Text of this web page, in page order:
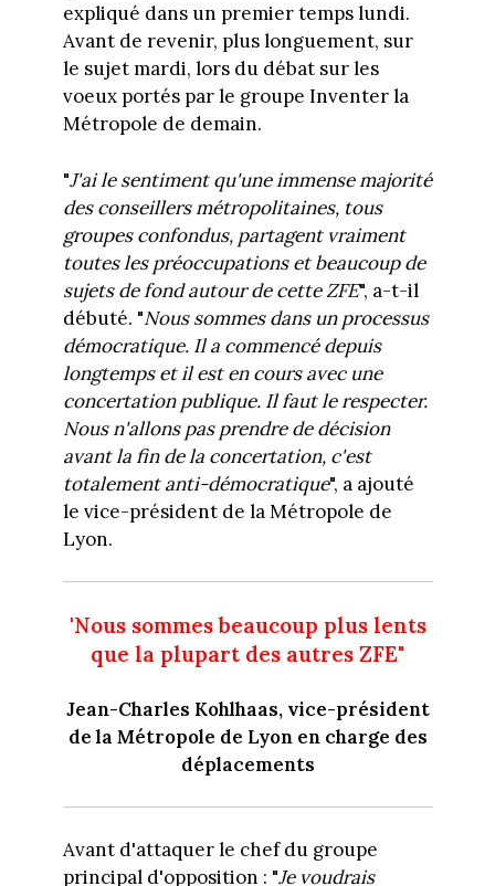
expliqué dans un premier temps lundi.
Avant de revenir, plus longuement, sur
le sujet mardi, lors du débat sur les
voeux portés par le groupe Inventer la
Métropole de demain.
"J'ai le sentiment qu'une immense majorité
des conseillers métropolitaines, tous
groupes confondus, partagent vraiment
toutes les préoccupations et beaucoup de
sujets de fond autour de cette ZFE", a-t-il
débuté. "Nous sommes dans un processus
démocratique. Il a commencé depuis
longtemps et il est en cours avec une
concertation publique. Il faut le respecter.
Nous n'allons pas prendre de décision
avant la fin de la concertation, c'est
totalement anti-démocratique", a ajouté
le vice-président de la Métropole de
Lyon.
'Nous sommes beaucoup plus lents
que la plupart des autres ZFE"
Jean-Charles Kohlhaas, vice-président
de la Métropole de Lyon en charge des
déplacements
Avant d'attaquer le chef du groupe
principal d'opposition : "Je voudrais